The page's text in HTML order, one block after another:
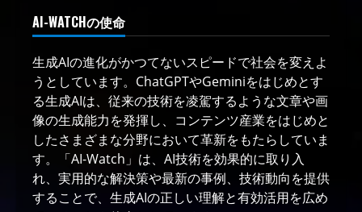
AI-WATCHの使命
生成AIの進化がかつてないスピードで社会を変えよ
うとしています。ChatGPTやGeminiをはじめとす
る生成AIは、従来の技術を凌駕するような文章や画
像の生成能力を発揮し、コンテンツ産業をはじめと
したさまざまな分野において革新をもたらしていま
す。「AI-Watch」は、AI技術を効果的に取り入
れ、実用的な解決策や最新の事例、技術動向を提供
することで、生成AIの正しい理解と有効活用を広め